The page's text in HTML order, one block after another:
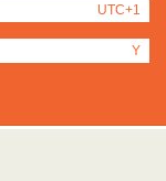
UTC+1
Y